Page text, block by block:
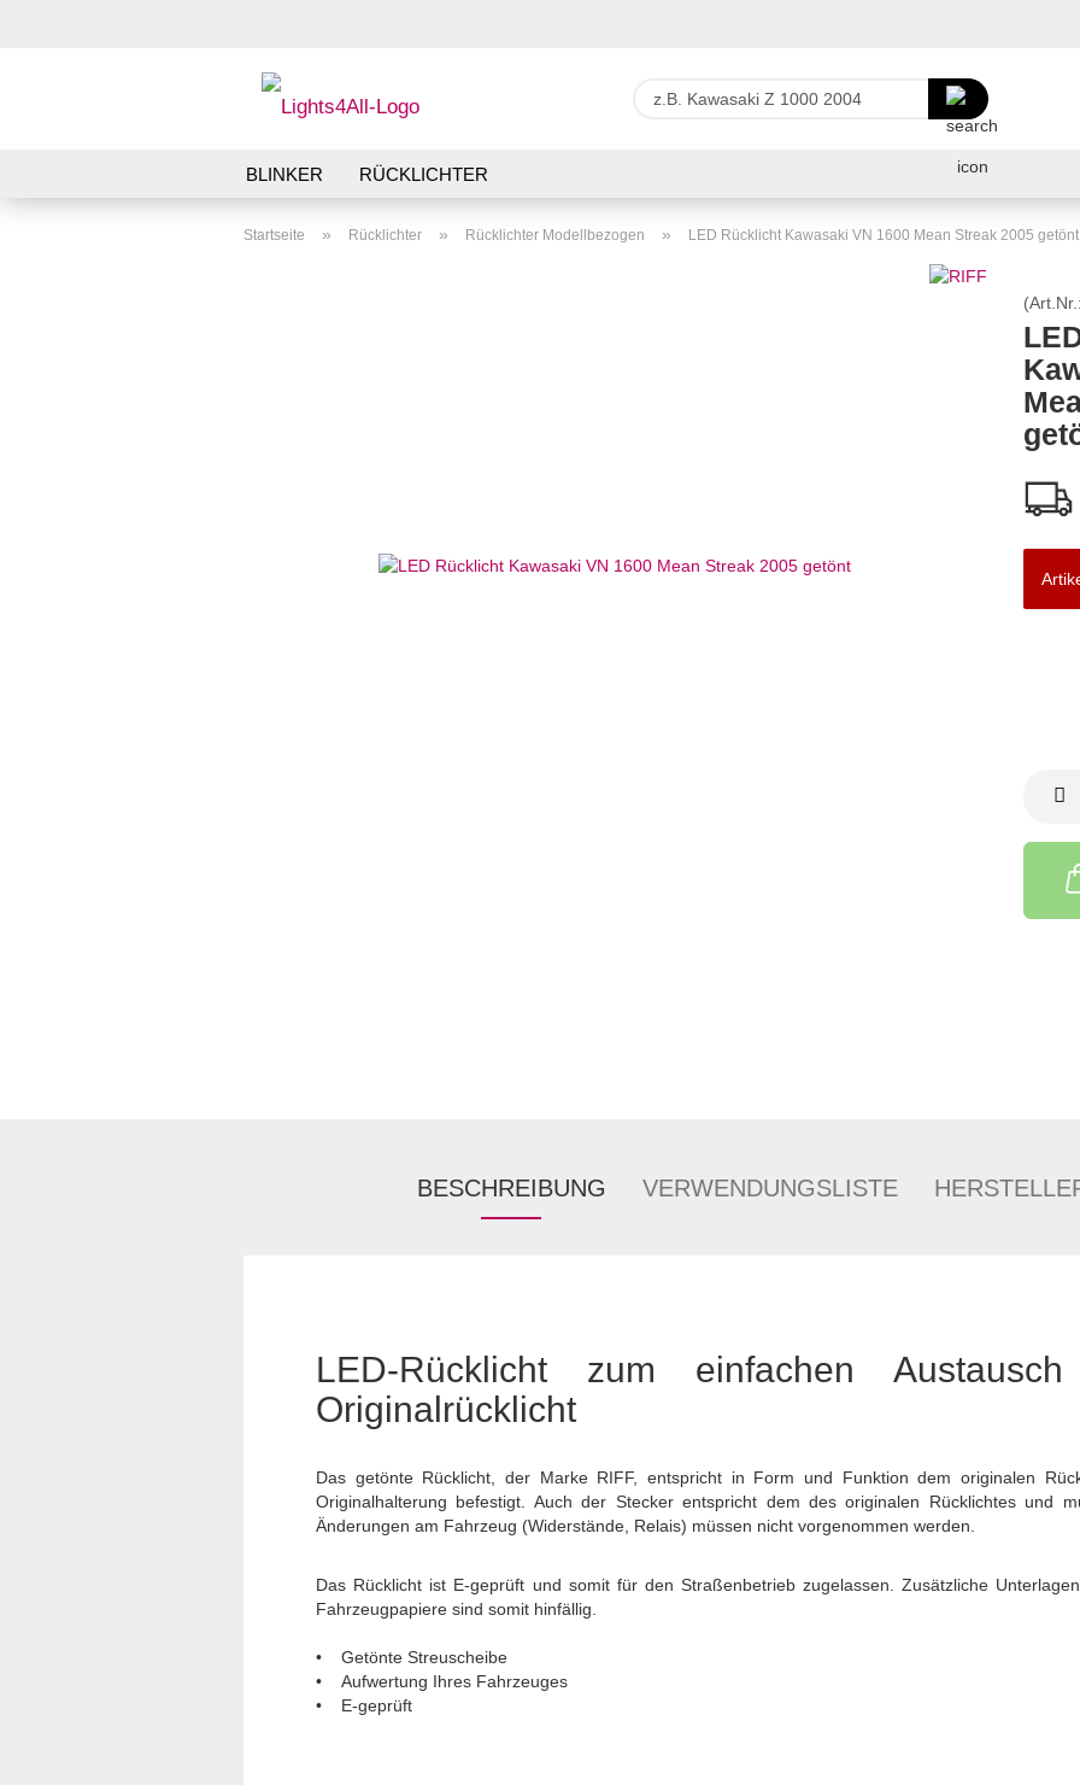
Lieferland z.B.
Kawasaki
Z
1000
BLINKER RÜCKLICHTER
Startseite » Rücklichter » Rücklichter Modellbezogen » LED Rücklicht Kawasaki VN 1600 Mean Streak 2005 getönt
BESCHREIBUNG VERWENDUNGSLISTE
LED-Rücklicht zum einfachen
Originalrücklicht
Das getönte Rücklicht, der Marke RIFF, entspricht in Form und Funktion dem originalen
Originalhalterung befestigt. Auch der Stecker entspricht dem des originalen Rücklichtes und
Änderungen am Fahrzeug (Widerstände, Relais) müssen nicht vorgenommen werden.
Das Rücklicht ist E-geprüft und somit für den Straßenbetrieb zugelassen. Zusätzliche
Fahrzeugpapiere sind somit hinfällig.
• Getönte Streuscheibe
• Aufwertung Ihres Fahrzeuges
• E-geprüft